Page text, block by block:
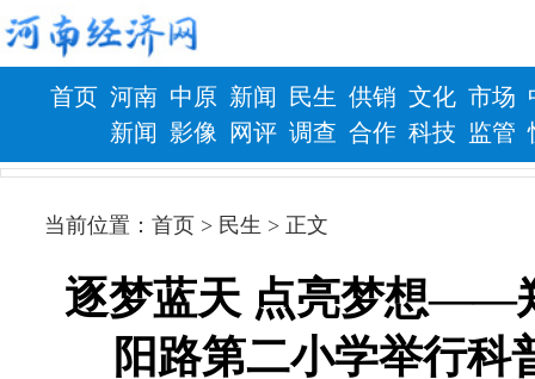
首页 河南
新闻
中原
影像
新闻
网评
民生
调查
供销
合作
文化
科技
市场
监管
财政 健康
当前位置：首页 > 民生 > 正文
逐梦蓝天 点亮梦想——
阳路第二小学举行科